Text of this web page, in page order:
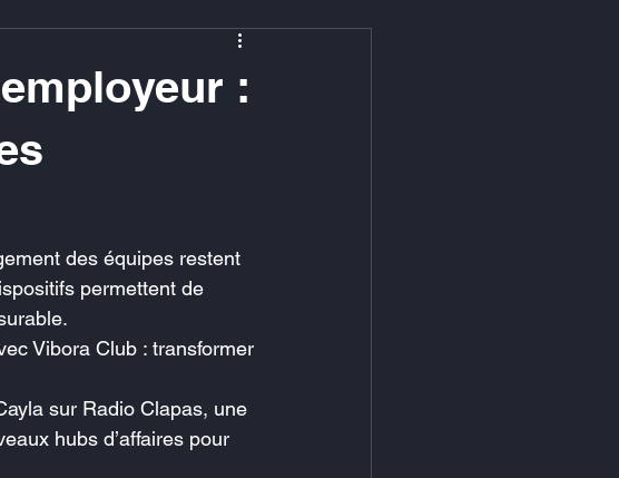
:
des équipes restent
permettent de
Vibora Club : transformer
sur Radio Clapas, une
hubs d’affaires pour